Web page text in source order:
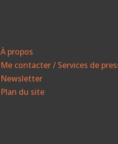
À propos
Me contacter / Services de
Newsletter
Plan du site